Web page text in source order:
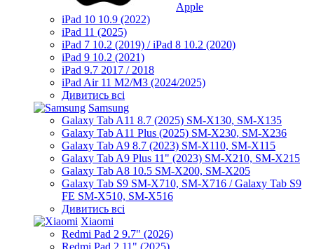
Apple
iPad 10 10.9 (2022)
iPad 11 (2025)
iPad 7 10.2 (2019) / iPad 8 10.2 (2020)
iPad 9 10.2 (2021)
iPad 9.7 2017 / 2018
iPad Air 11 M2/M3 (2024/2025)
Дивитись всі
Samsung
Galaxy Tab A11 8.7 (2025) SM-X130, SM-X135
Galaxy Tab A11 Plus (2025) SM-X230, SM-X236
Galaxy Tab A9 8.7 (2023) SM-X110, SM-X115
Galaxy Tab A9 Plus 11" (2023) SM-X210, SM-X215
Galaxy Tab A8 10.5 SM-X200, SM-X205
Galaxy Tab S9 SM-X710, SM-X716 / Galaxy Tab S9
FE SM-X510, SM-X516
Дивитись всі
Xiaomi
Redmi Pad 2 9.7" (2026)
Redmi Pad 2 11" (2025)